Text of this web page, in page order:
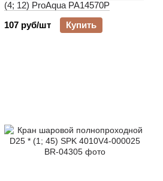
(4; 12) ProAqua PA14570P
107 руб/шт
Купить